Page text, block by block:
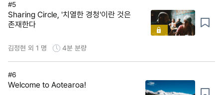
#5
Sharing Circle, '치열한 경청'이란 것은
존재한다
김정현 외 1 명 4분 분량
#6
Welcome to Aotearoa!